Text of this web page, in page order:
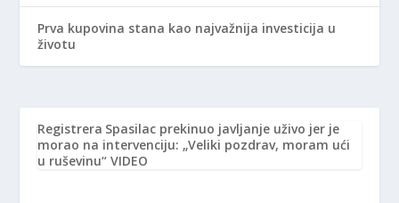
Prva kupovina stana kao najvažnija investicija u
životu
Registrera Spasilac prekinuo javljanje uživo jer je
morao na intervenciju: „Veliki pozdrav, moram ući
u ruševinu“ VIDEO